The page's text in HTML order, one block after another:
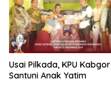
Usai Pilkada, KPU Kabgor
Santuni Anak Yatim